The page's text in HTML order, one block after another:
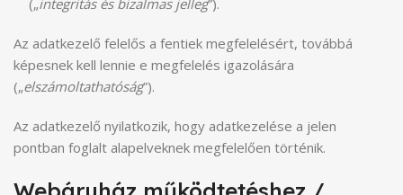
(„integritás és bizalmas jelleg”).
Az adatkezelő felelős a fentiek megfelelésért, továbbá
képesnek kell lennie e megfelelés igazolására
(„elszámoltathatóság”).
Az adatkezelő nyilatkozik, hogy adatkezelése a jelen
pontban foglalt alapelveknek megfelelően történik.